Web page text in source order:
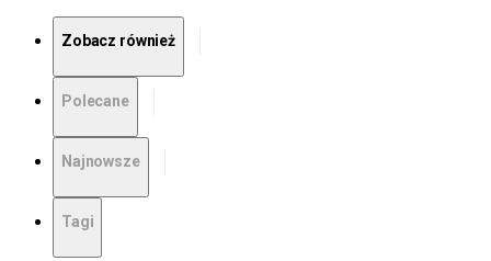
Zobacz również
Polecane
Najnowsze
Tagi